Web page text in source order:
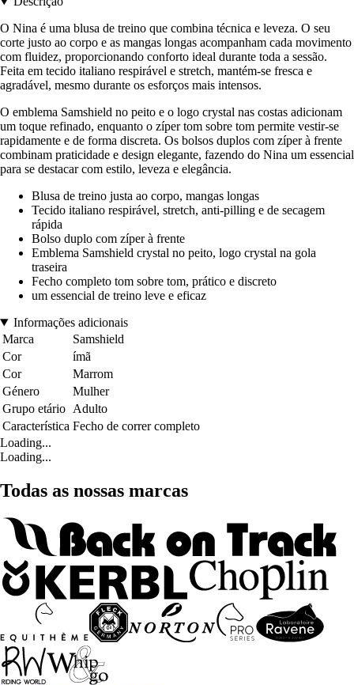
O Nina é uma blusa de treino que combina técnica e leveza. O seu
corte justo ao corpo e as mangas longas acompanham cada movimento
com fluidez, proporcionando conforto ideal durante toda a sessão.
Feita em tecido italiano respirável e stretch, mantém-se fresca e
agradável, mesmo durante os esforços mais intensos.
O emblema Samshield no peito e o logo crystal nas costas adicionam
um toque refinado, enquanto o zíper tom sobre tom permite vestir-se
rapidamente e de forma discreta. Os bolsos duplos com zíper à frente
combinam praticidade e design elegante, fazendo do Nina um essencial
para se destacar com estilo, leveza e elegância.
Blusa de treino justa ao corpo, mangas longas
Tecido italiano respirável, stretch, anti-pilling e de secagem
rápida
Bolso duplo com zíper à frente
Emblema Samshield crystal no peito, logo crystal na gola
traseira
Fecho completo tom sobre tom, prático e discreto
um essencial de treino leve e eficaz
Informações adicionais
Marca
Samshield
Cor
ímã
Cor
Marrom
Género
Mulher
Grupo etário Adulto
Característica Fecho de correr completo
Loading...
Loading...
Todas as nossas marcas